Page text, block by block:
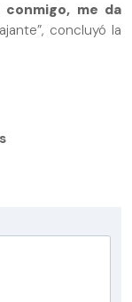
me da
concluyó la